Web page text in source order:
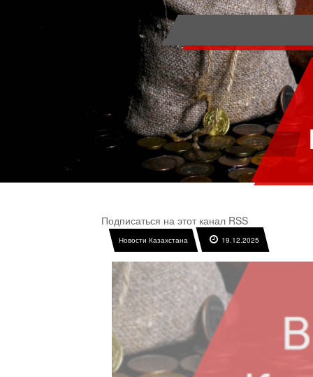
Подписаться на этот канал RSS
Новости Казахстана 19.12.2025